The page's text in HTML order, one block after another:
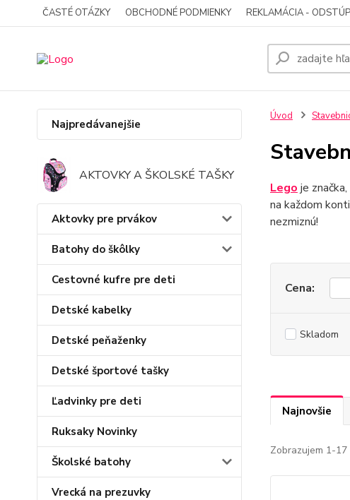
ČASTÉ OTÁZKY OBCHODNÉ PODMIENKY REKLAMÁCIA -
Najpredávanejšie
AKTOVKY A ŠKOLSKÉ TAŠKY
Aktovky pre prvákov
Batohy do škôlky
Cestovné kufre pre deti
Detské kabelky
Detské peňaženky
Detské športové tašky
Ľadvinky pre deti
Ruksaky Novinky
Školské batohy
Vrecká na prezuvky
Úvod
Lego je
na každom
nezmiznú!
Cena:
Skladom
Najnovšie
Zobrazujem 1-17